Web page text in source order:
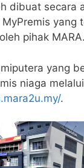
dibuat secara
yang
pihak MARA.
yang
niaga
.